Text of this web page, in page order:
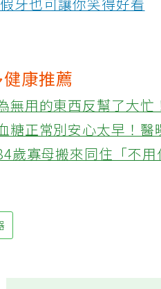
牙也可讓你笑得好看
康推薦
無用的東西反幫了大忙
糖正常別安心太早！醫
歲寡母搬來同住「不